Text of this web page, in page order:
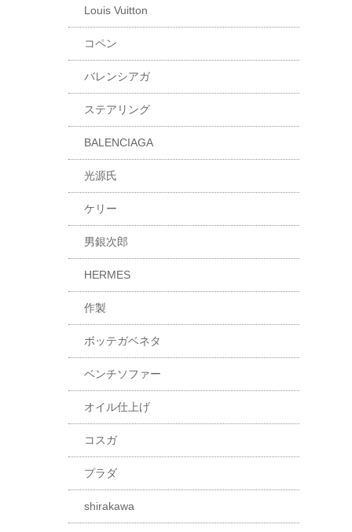
Louis Vuitton
コペン
バレンシアガ
ステアリング
BALENCIAGA
光源氏
ケリー
男銀次郎
HERMES
作製
ボッテガベネタ
ベンチソファー
オイル仕上げ
コスガ
プラダ
shirakawa